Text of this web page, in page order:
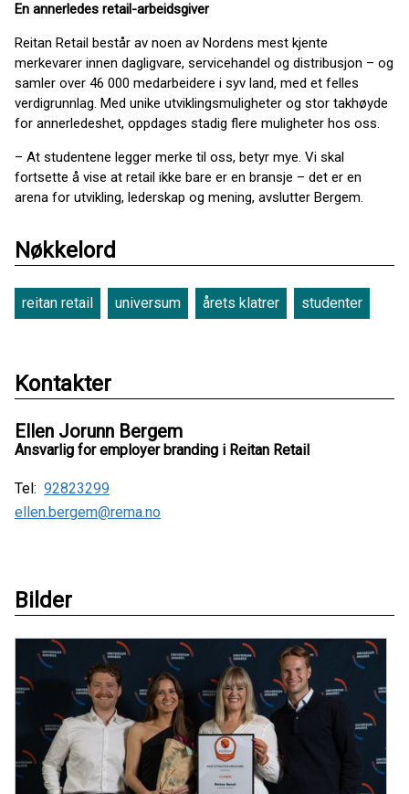
En annerledes retail-arbeidsgiver
Reitan Retail består av noen av Nordens mest kjente
merkevarer innen dagligvare, servicehandel og distribusjon – og
samler over 46 000 medarbeidere i syv land, med et felles
verdigrunnlag. Med unike utviklingsmuligheter og stor takhøyde
for annerledeshet, oppdages stadig flere muligheter hos oss.
– At studentene legger merke til oss, betyr mye. Vi skal
fortsette å vise at retail ikke bare er en bransje – det er en
arena for utvikling, lederskap og mening, avslutter Bergem.
Nøkkelord
reitan retail universum årets klatrer studenter
Kontakter
Ellen Jorunn Bergem
Ansvarlig for employer branding i Reitan Retail
Tel: 92823299
ellen.bergem@rema.no
Bilder